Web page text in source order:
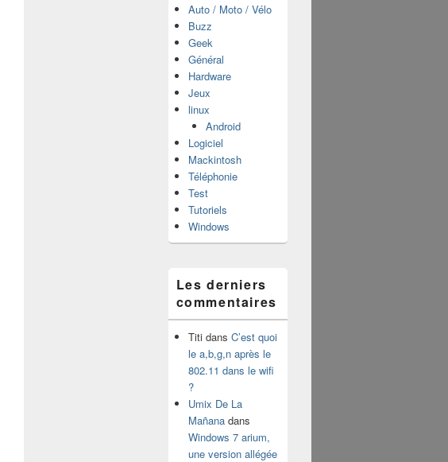
Auto / Moto / Vélo
Buzz
Geek
Général
Hardware
Jeux
linux
Android
Logiciel
Mackintosh
Téléphonie
Test
Tutoriels
Windows
Les derniers
commentaires
Titidans C’est quoi
le a,b,g,n après le
802.11 dans le wifi
?
Umix De La
Mañanadans
Windows 7 arium,
une version allégée